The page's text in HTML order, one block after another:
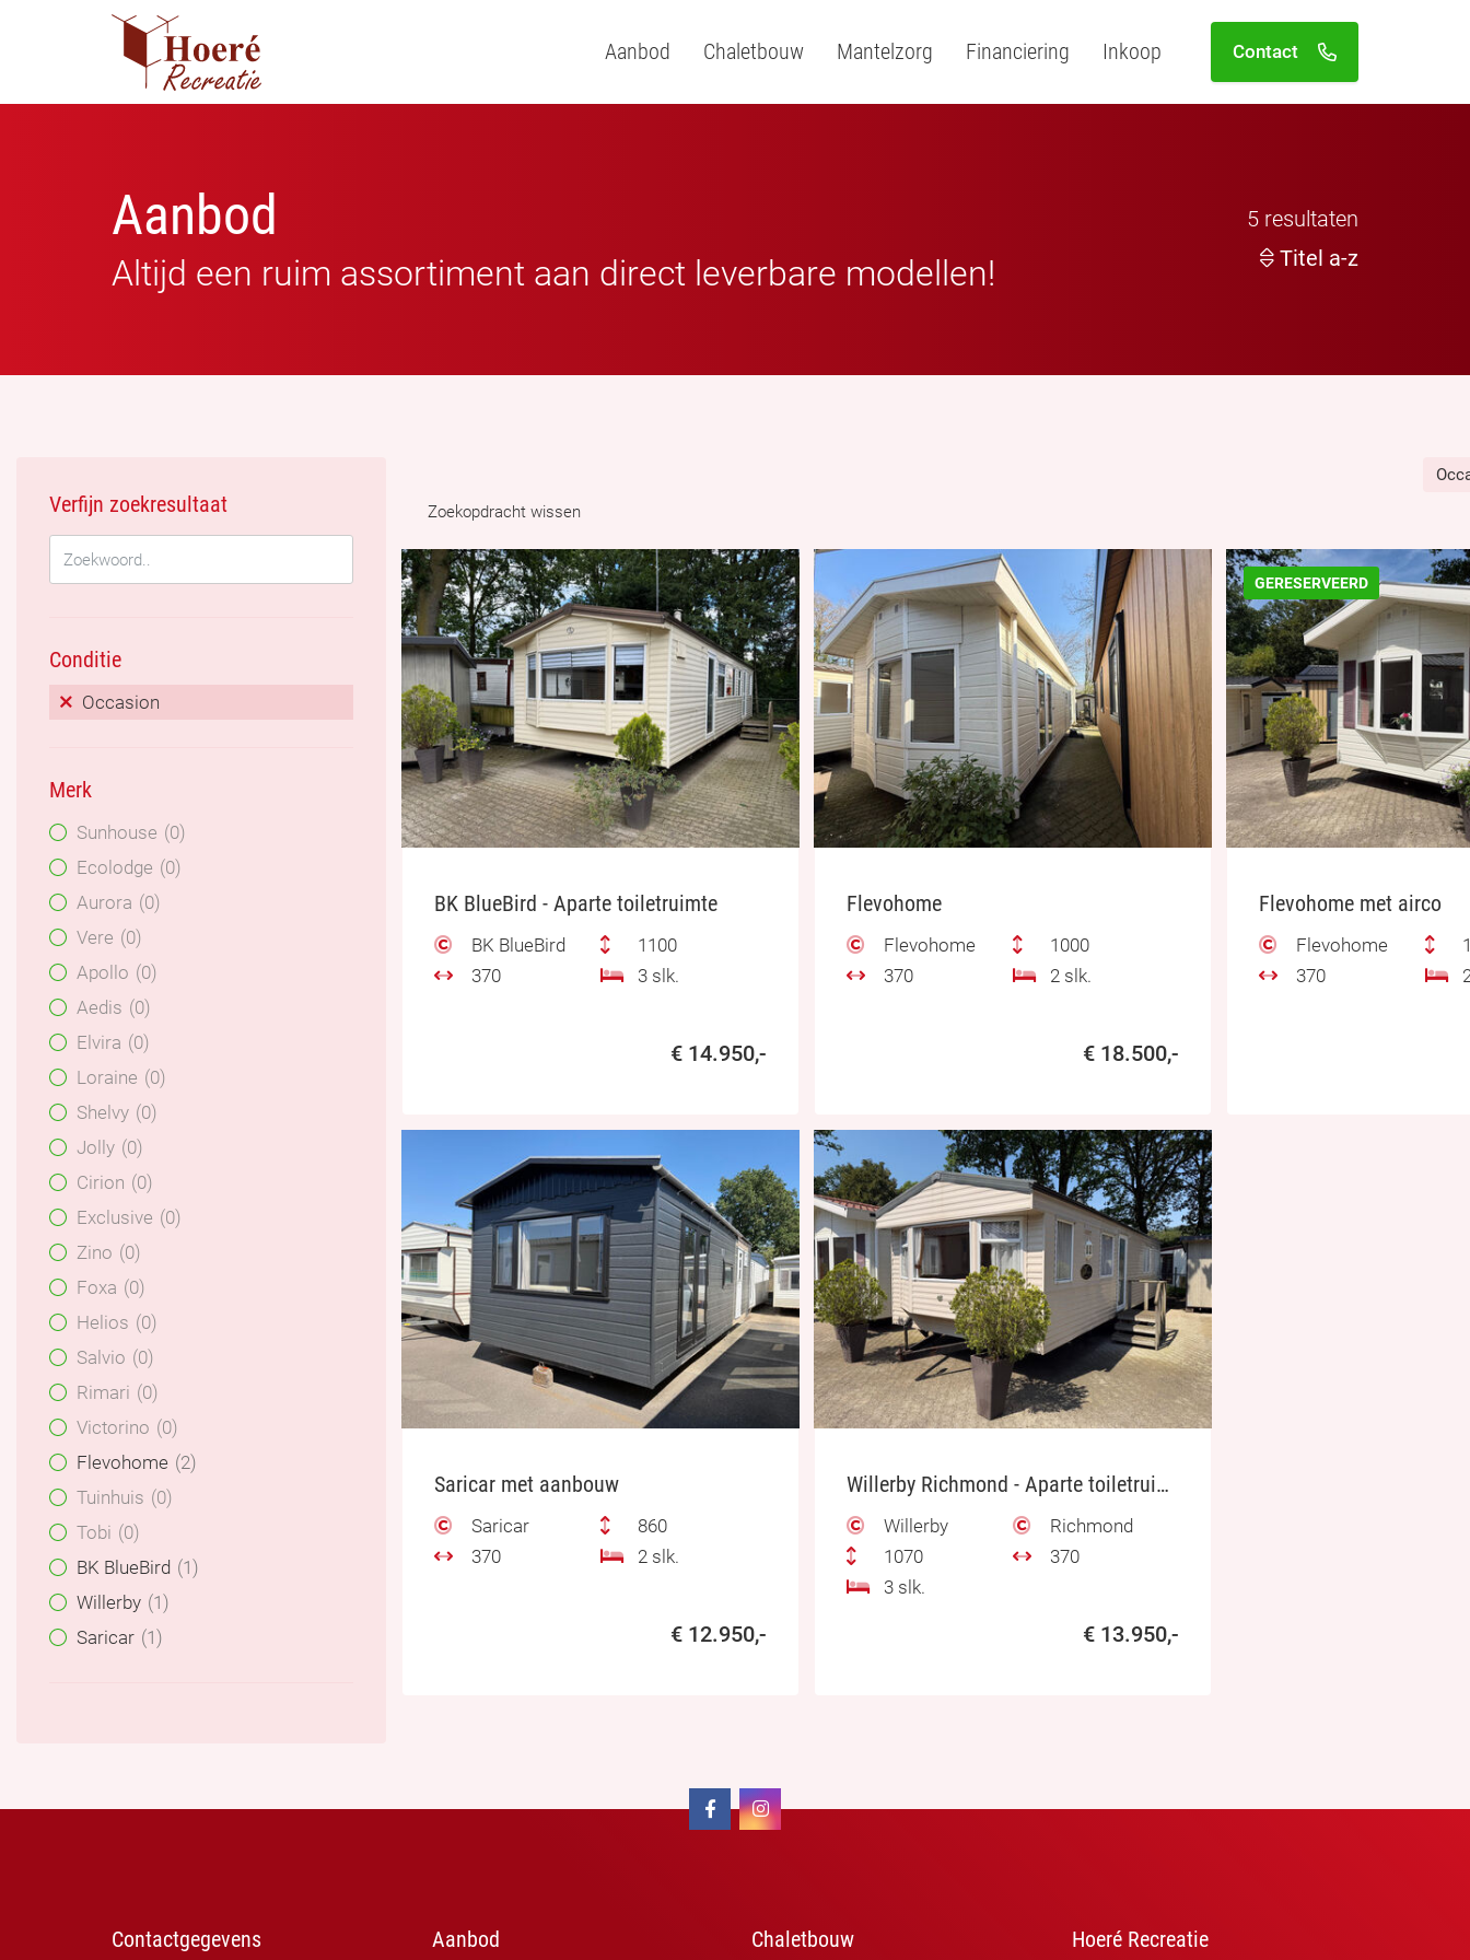
Aanbod
Altijd een ruim assortiment aan direct leverbare modellen!
5 resultaten
Titel a-z
Verfijn zoekresultaat
Conditie
Occasion
Merk
Sunhouse
0
Ecolodge
0
Aurora
0
Vere
0
Apollo
0
Aedis
0
Elvira
0
Loraine
0
Shelvy 0
Jolly 0
Cirion
0
Exclusive
0
Zino
0
Foxa
0
Helios
0
Salvio
0
Rimari
0
Victorino
0
Flevohome 2
Tuinhuis
0
Tobi
0
BK BlueBird 1
Willerby 1
Saricar 1
Zoekopdracht wissen
BK BlueBird - Aparte toiletruimte
BK BlueBird
1100
370
3 slk.
€ 14.950,-
Flevohome
Flevohome
1000
370
2 slk.
€ 18.500,-
GERESERVEERD
Flevohome met airco
Flevohome
370
Saricar met aanbouw
Saricar
860
370
2 slk.
€ 12.950,-
Willerby Richmond - Aparte toiletruimte
Willerby
Richmond
1070
370
3 slk.
€ 13.950,-
Contact
Aanbod Chaletbouw Mantelzorg Financiering Inkoop
Contactgegevens Aanbod Chaletbouw Hoeré Recreatie